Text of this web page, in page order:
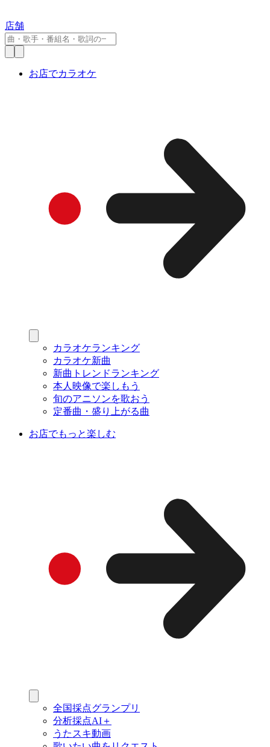
店舗
お店でカラオケ
カラオケランキング
カラオケ新曲
新曲トレンドランキング
本人映像で楽しもう
旬のアニソンを歌おう
定番曲・盛り上がる曲
お店でもっと楽しむ
全国採点グランプリ
分析採点AI＋
うたスキ動画